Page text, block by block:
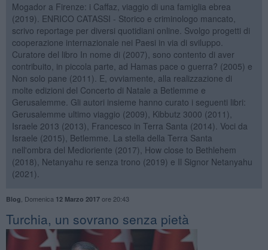
Mogador a Firenze: i Caffaz, viaggio di una famiglia ebrea
(2019). ENRICO CATASSI - Storico e criminologo mancato,
scrivo reportage per diversi quotidiani online. Svolgo progetti di
cooperazione internazionale nei Paesi in via di sviluppo.
Curatore del libro In nome di (2007), sono contento di aver
contribuito, in piccola parte, ad Hamas pace o guerra? (2005) e
Non solo pane (2011). E, ovviamente, alla realizzazione di
molte edizioni del Concerto di Natale a Betlemme e
Gerusalemme. Gli autori insieme hanno curato i seguenti libri:
Gerusalemme ultimo viaggio (2009), Kibbutz 3000 (2011),
Israele 2013 (2013), Francesco in Terra Santa (2014). Voci da
Israele (2015), Betlemme. La stella della Terra Santa
nell'ombra del Medioriente (2017), How close to Bethlehem
(2018), Netanyahu re senza trono (2019) e Il Signor Netanyahu
(2021).
Blog Domenica 12 Marzo 2017ore 20:43
Turchia, un sovrano senza pietà